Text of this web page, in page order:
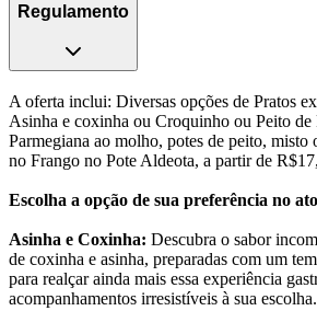
Regulamento
A oferta inclui: Diversas opções de Pratos
Asinha e coxinha ou Croquinho ou Peito de
Parmegiana ao molho, potes de peito, misto
no Frango no Pote Aldeota, a partir de
Escolha a opção de sua preferência no
Asinha e Coxinha: Descubra o sabor
de coxinha e asinha, preparadas com um
para realçar ainda mais essa experiência
acompanhamentos irresistíveis à sua